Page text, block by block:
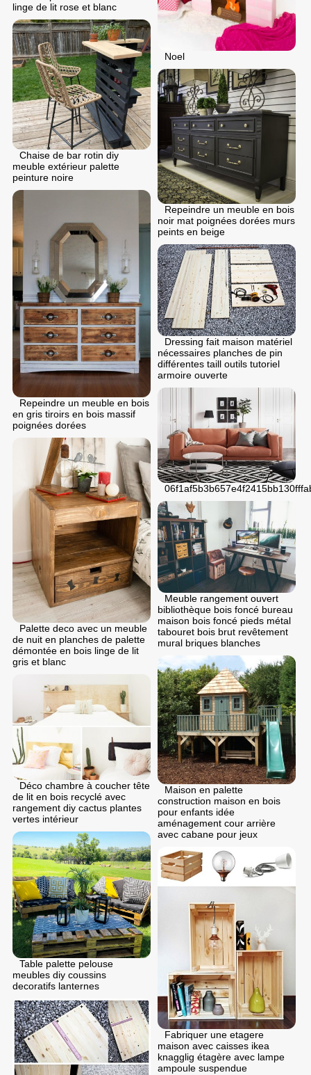
linge de lit rose et blanc
Noel
Chaise de bar rotin diy
meuble extérieur palette
peinture noire
Repeindre un meuble en bois
noir mat poignées dorées murs
peints en beige
Repeindre un meuble en bois
en gris tiroirs en bois massif
poignées dorées
Dressing fait maison matériel
nécessaires planches de pin
différentes taill outils tutoriel
armoire ouverte
Palette deco avec un meuble
de nuit en planches de palette
démontée en bois linge de lit
gris et blanc
Meuble rangement ouvert
bibliothèque bois foncé bureau
maison bois foncé pieds métal
tabouret bois brut revêtement
mural briques blanches
Maison en palette
construction maison en bois
pour enfants idée
aménagement cour arrière
avec cabane pour jeux
Déco chambre à coucher tête
de lit en bois recyclé avec
rangement diy cactus plantes
vertes intérieur
Table palette pelouse
meubles diy coussins
decoratifs lanternes
Fabriquer une etagere
maison avec caisses ikea
knagglig étagère avec lampe
ampoule suspendue